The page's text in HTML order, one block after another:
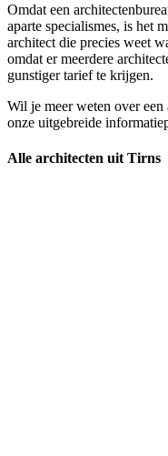
Omdat een
aparte specialismes, is het
architect die precies weet
omdat er meerdere
gunstiger tarief te krijgen.
Wil je meer weten over
onze uitgebreide
Alle architecten uit Tirns